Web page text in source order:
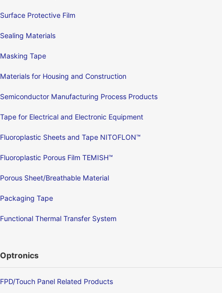
Surface Protective Film
Sealing Materials
Masking Tape
Materials for Housing and Construction
Semiconductor Manufacturing Process Products
Tape for Electrical and Electronic Equipment
Fluoroplastic Sheets and Tape NITOFLON™
Fluoroplastic Porous Film TEMISH™
Porous Sheet/Breathable Material
Packaging Tape
Functional Thermal Transfer System
Optronics
FPD/Touch Panel Related Products